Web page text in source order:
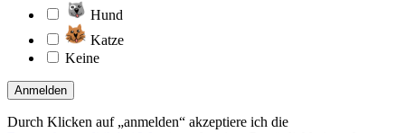
Hund
Katze
Keine
Anmelden
Durch Klicken auf „anmelden“ akzeptiere ich die